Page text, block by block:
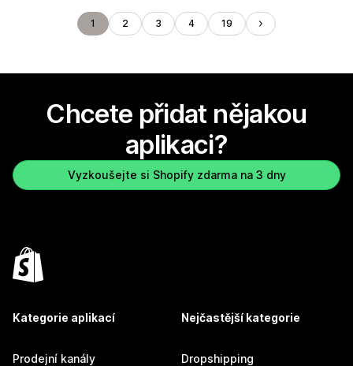
1 2 3 4 19
Chcete přidat nějakou
aplikaci?
Vyzkoušejte si Shopify zdarma na 3 dny
Kategorie aplikací
Prodejní kanály
Nejčastější kategorie
Dropshipping